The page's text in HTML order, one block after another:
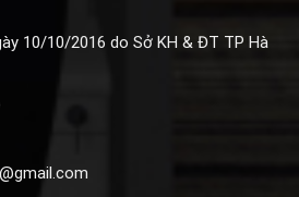
10/10/2016 do Sở KH & ĐT TP Hà